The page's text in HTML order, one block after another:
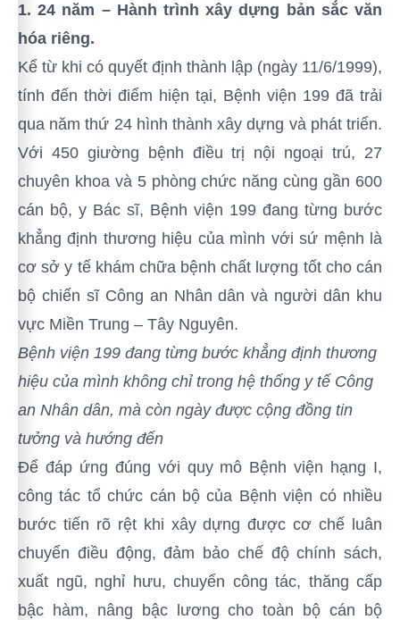
1. 24 năm – Hành trình xây dựng bản sắc văn
hóa riêng.
Kể từ khi có quyết định thành lập (ngày 11/6/1999),
tính đến thời điểm hiện tại, Bệnh viện 199 đã trải
qua năm thứ 24 hình thành xây dựng và phát triển.
Với 450 giường bệnh điều trị nội ngoại trú, 27
chuyên khoa và 5 phòng chức năng cùng gần 600
cán bộ, y Bác sĩ, Bệnh viện 199 đang từng bước
khẳng định thương hiệu của mình với sứ mệnh là
cơ sở y tế khám chữa bệnh chất lượng tốt cho cán
bộ chiến sĩ Công an Nhân dân và người dân khu
vực Miền Trung – Tây Nguyên.
Bệnh viện 199 đang từng bước khẳng định thương
hiệu của mình không chỉ trong hệ thống y tế Công
an Nhân dân, mà còn ngày được cộng đồng tin
tưởng và hướng đến
Để đáp ứng đúng với quy mô Bệnh viện hạng I,
công tác tổ chức cán bộ của Bệnh viện có nhiều
bước tiến rõ rệt khi xây dựng được cơ chế luân
chuyển điều động, đảm bảo chế độ chính sách,
xuất ngũ, nghỉ hưu, chuyển công tác, thăng cấp
bậc hàm, nâng bậc lương cho toàn bộ cán bộ